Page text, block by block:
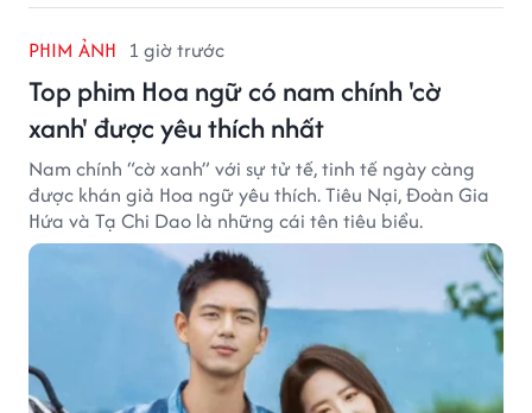
PHIM ẢNH 1 giờ trước
Top phim Hoa ngữ có nam chính 'cờ
xanh' được yêu thích nhất
Nam chính “cờ xanh” với sự tử tế, tinh tế ngày càng
được khán giả Hoa ngữ yêu thích. Tiêu Nại, Đoàn Gia
Hứa và Tạ Chi Dao là những cái tên tiêu biểu.